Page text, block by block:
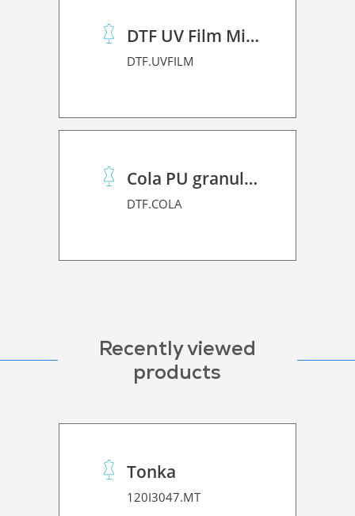
DTF UV Film Mimaki (A+B)
DTF.UVFILM
Cola PU granulado
DTF.COLA
Recently viewed
products
Tonka
120I3047.MT